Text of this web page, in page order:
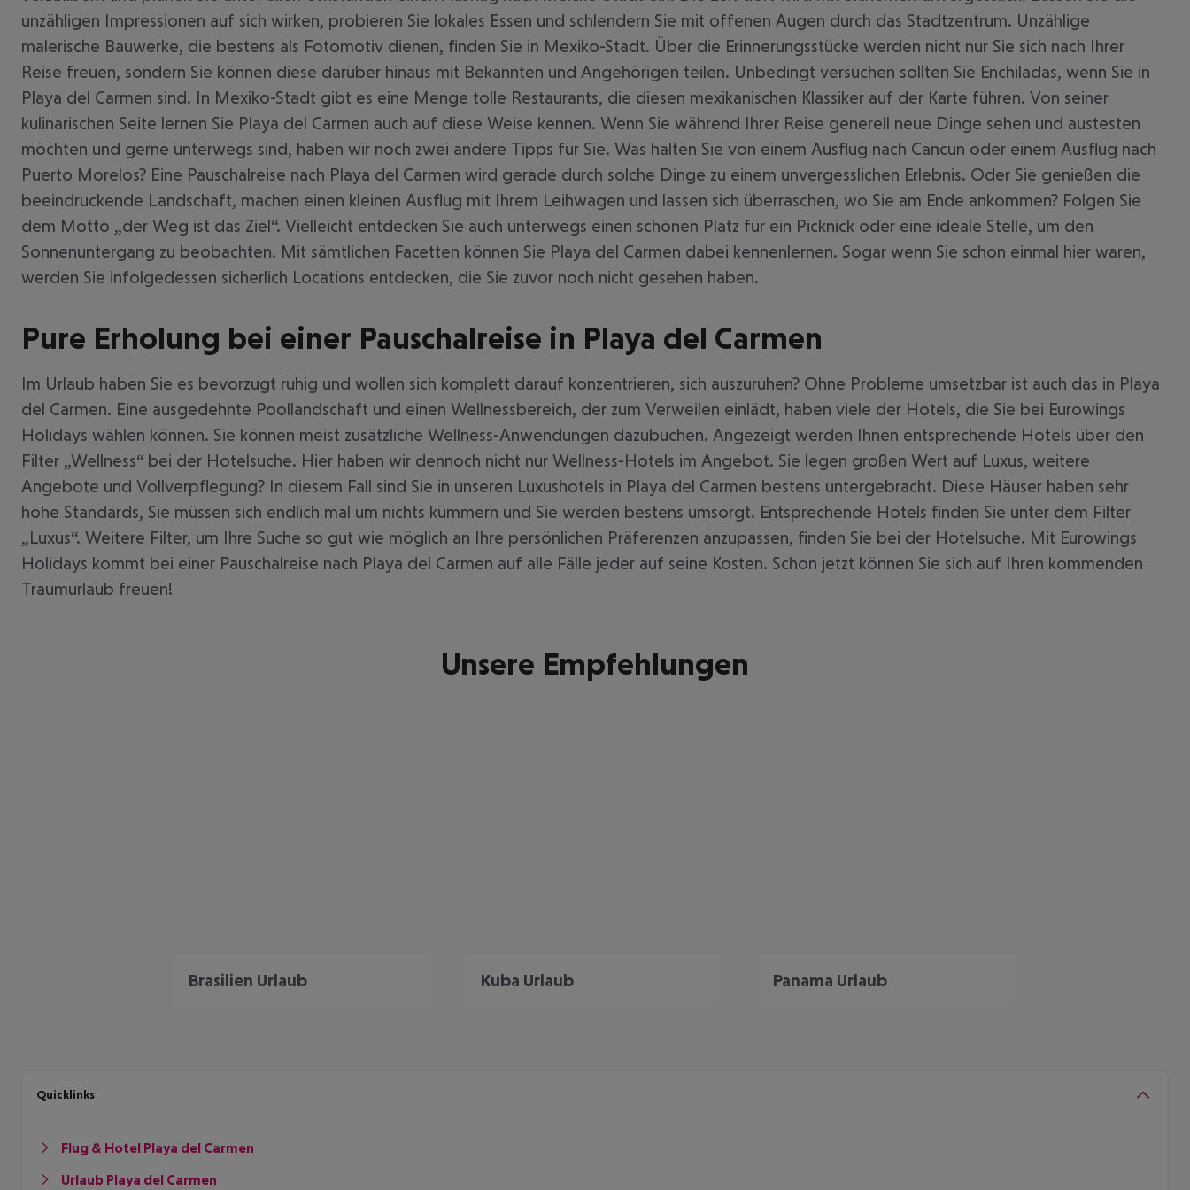
unzähligen Impressionen auf sich wirken, probieren Sie lokales Essen und schlendern Sie mit offenen Augen durch das Stadtzentrum. Unzählige
malerische Bauwerke, die bestens als Fotomotiv dienen, finden Sie in Mexiko-Stadt. Über die Erinnerungsstücke werden nicht nur Sie sich nach Ihrer
Reise freuen, sondern Sie können diese darüber hinaus mit Bekannten und Angehörigen teilen. Unbedingt versuchen sollten Sie Enchiladas, wenn Sie in
Playa del Carmen sind. In Mexiko-Stadt gibt es eine Menge tolle Restaurants, die diesen mexikanischen Klassiker auf der Karte führen. Von seiner
kulinarischen Seite lernen Sie Playa del Carmen auch auf diese Weise kennen. Wenn Sie während Ihrer Reise generell neue Dinge sehen und austesten
möchten und gerne unterwegs sind, haben wir noch zwei andere Tipps für Sie. Was halten Sie von einem Ausflug nach Cancun oder einem Ausflug nach
Puerto Morelos? Eine Pauschalreise nach Playa del Carmen wird gerade durch solche Dinge zu einem unvergesslichen Erlebnis. Oder Sie genießen die
beeindruckende Landschaft, machen einen kleinen Ausflug mit Ihrem Leihwagen und lassen sich überraschen, wo Sie am Ende ankommen? Folgen Sie
dem Motto „der Weg ist das Ziel“. Vielleicht entdecken Sie auch unterwegs einen schönen Platz für ein Picknick oder eine ideale Stelle, um den
Sonnenuntergang zu beobachten. Mit sämtlichen Facetten können Sie Playa del Carmen dabei kennenlernen. Sogar wenn Sie schon einmal hier waren,
werden Sie infolgedessen sicherlich Locations entdecken, die Sie zuvor noch nicht gesehen haben.
Pure Erholung bei einer Pauschalreise in Playa del Carmen
Im Urlaub haben Sie es bevorzugt ruhig und wollen sich komplett darauf konzentrieren, sich auszuruhen? Ohne Probleme umsetzbar ist auch das in Playa
del Carmen. Eine ausgedehnte Poollandschaft und einen Wellnessbereich, der zum Verweilen einlädt, haben viele der Hotels, die Sie bei Eurowings
Holidays wählen können. Sie können meist zusätzliche Wellness-Anwendungen dazubuchen. Angezeigt werden Ihnen entsprechende Hotels über den
Filter „Wellness“ bei der Hotelsuche. Hier haben wir dennoch nicht nur Wellness-Hotels im Angebot. Sie legen großen Wert auf Luxus, weitere
Angebote und Vollverpflegung? In diesem Fall sind Sie in unseren Luxushotels in Playa del Carmen bestens untergebracht. Diese Häuser haben sehr
hohe Standards, Sie müssen sich endlich mal um nichts kümmern und Sie werden bestens umsorgt. Entsprechende Hotels finden Sie unter dem Filter
„Luxus“. Weitere Filter, um Ihre Suche so gut wie möglich an Ihre persönlichen Präferenzen anzupassen, finden Sie bei der Hotelsuche. Mit Eurowings
Holidays kommt bei einer Pauschalreise nach Playa del Carmen auf alle Fälle jeder auf seine Kosten. Schon jetzt können Sie sich auf Ihren kommenden
Traumurlaub freuen!
Unsere Empfehlungen
Brasilien Urlaub Kuba Urlaub Panama Urlaub
Quicklinks
Flug & Hotel Playa del Carmen
Urlaub Playa del Carmen